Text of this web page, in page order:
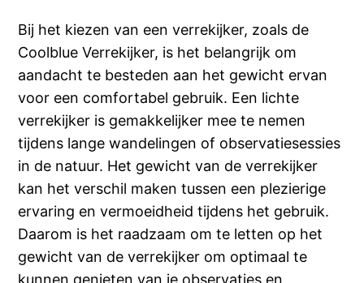
Bij het kiezen van een verrekijker, zoals de
Coolblue Verrekijker, is het belangrijk om
aandacht te besteden aan het gewicht ervan
voor een comfortabel gebruik. Een lichte
verrekijker is gemakkelijker mee te nemen
tijdens lange wandelingen of observatiesessies
in de natuur. Het gewicht van de verrekijker
kan het verschil maken tussen een plezierige
ervaring en vermoeidheid tijdens het gebruik.
Daarom is het raadzaam om te letten op het
gewicht van de verrekijker om optimaal te